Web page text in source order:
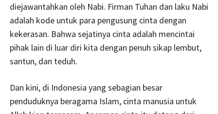
diejawantahkan oleh Nabi. Firman Tuhan dan laku Nabi
adalah kode untuk para pengusung cinta dengan
kekerasan. Bahwa sejatinya cinta adalah mencintai
pihak lain di luar diri kita dengan penuh sikap lembut,
santun, dan teduh.
Dan kini, di Indonesia yang sebagian besar
penduduknya beragama Islam, cinta manusia untuk